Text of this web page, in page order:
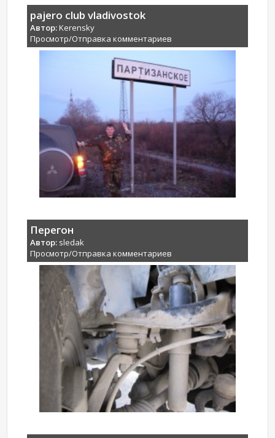
pajero club vladivostok
Автор:Kerensky
Просмотр/Отправка комментариев
Перегон
Автор: sledak
Просмотр/Отправка комментариев